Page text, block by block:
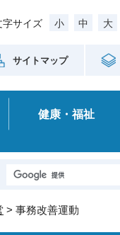
字サイズ 小 中 大
サイトマップ
健康・福祉
> 事務改善運動